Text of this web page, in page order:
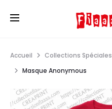
Accueil Collections Spéciales
Masque Anonymous